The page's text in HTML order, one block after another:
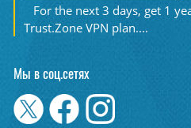
For the next 3 days, get 1
Trust.Zone VPN plan....
Мы в соц.сетях